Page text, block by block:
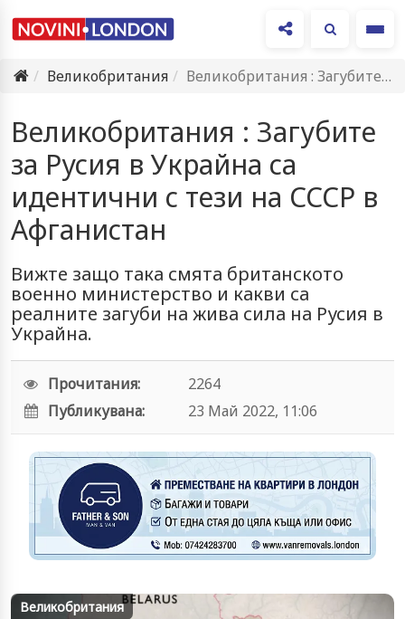
Великобритания
Великобритания : Загубите за Русия в Украйна са идентични с…
Великобритания : Загубите
за Русия в Украйна са
идентични с тези на СССР в
Афганистан
Вижте защо така смята британското
военно министерство и какви са
реалните загуби на жива сила на Русия в
Украйна.
Прочитания:
2264
Публикувана:
23 Май 2022, 11:06
Великобритания